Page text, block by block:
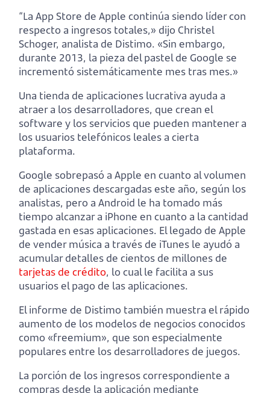
“La App Store de Apple continúa siendo líder con
respecto a ingresos totales,» dijo Christel
Schoger, analista de Distimo. «Sin embargo,
durante 2013, la pieza del pastel de Google se
incrementó sistemáticamente mes tras mes.»
Una tienda de aplicaciones lucrativa ayuda a
atraer a los desarrolladores, que crean el
software y los servicios que pueden mantener a
los usuarios telefónicos leales a cierta
plataforma.
Google sobrepasó a Apple en cuanto al volumen
de aplicaciones descargadas este año, según los
analistas, pero a Android le ha tomado más
tiempo alcanzar a iPhone en cuanto a la cantidad
gastada en esas aplicaciones. El legado de Apple
de vender música a través de iTunes le ayudó a
acumular detalles de cientos de millones de
tarjetas de crédito, lo cual le facilita a sus
usuarios el pago de las aplicaciones.
El informe de Distimo también muestra el rápido
aumento de los modelos de negocios conocidos
como «freemium», que son especialmente
populares entre los desarrolladores de juegos.
La porción de los ingresos correspondiente a
compras desde la aplicación mediante